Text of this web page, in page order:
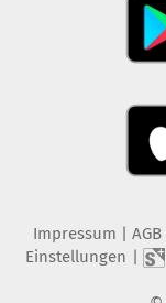
Impressum | AGB
Einstellungen |